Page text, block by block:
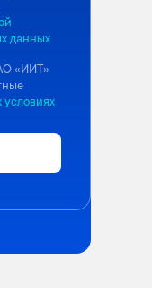
данных
«ИИТ»